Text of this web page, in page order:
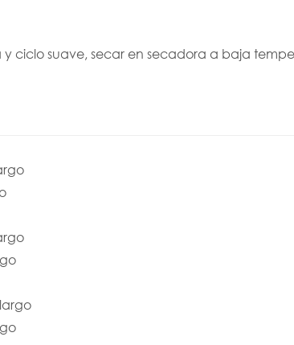
ciclo suave, secar en secadora a baja